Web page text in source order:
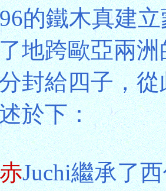
的鐵木真建
地跨歐亞兩
封給四子，
於下：
Juchi繼承了